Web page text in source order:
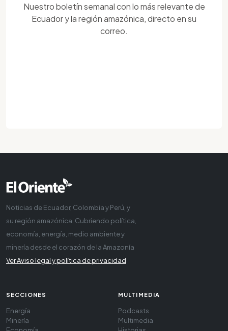
Nuestro boletín semanal con lo más relevante de
Ecuador y la región amazónica, directo en su
correo.
Noticias de Ecuador, Colombia y Perú, y
su región amazónica. Cubriendo política,
economía, energía, medio ambiente y
minería desde el corazón de la Amazonía
Ver Aviso legal y política de privacidad
SECCIONES
Energía
Minería
MULTIMEDIA
Podcasts
Multimedia